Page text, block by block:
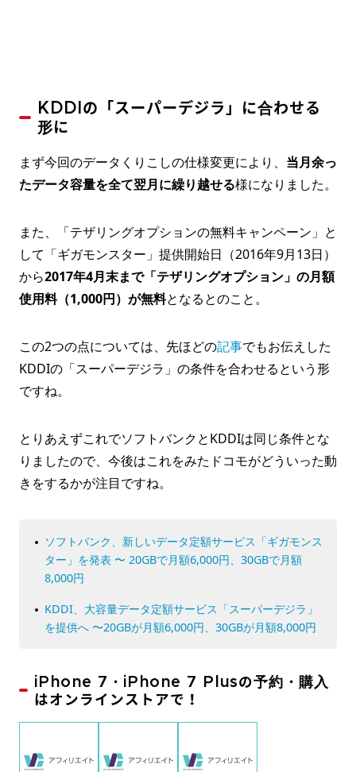
KDDIの「スーパーデジラ」に合わせる
形に
まず今回のデータくりこしの仕様変更により、 当月余っ
たデータ容量を全て翌月に繰り越せる様になりました。
また、「テザリングオプションの無料キャンペーン」と
して「ギガモンスター」提供開始日（2016年9月13日）
から2017年4月末まで「テザリングオプション」の月額
使用料（1,000円）が無料となるとのこと。
この2つの点については、先ほどの記事でもお伝えした
KDDIの「スーパーデジラ」の条件を合わせるという形
ですね。
とりあえずこれでソフトバンクとKDDIは同じ条件とな
りましたので、今後はこれをみたドコモがどういった動
きをするかが注目ですね。
ソフトバンク、新しいデータ定額サービス「ギガモンス
ター」を発表 〜 20GBで月額6,000円、30GBで月額
8,000円
KDDI、大容量データ定額サービス「スーパーデジラ」
を提供へ 〜20GBが月額6,000円、30GBが月額8,000円
iPhone 7・iPhone 7 Plusの予約・購入
はオンラインストアで！